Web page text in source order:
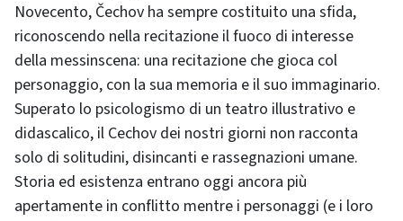
Novecento, Čechov ha sempre costituito una sfida,
riconoscendo nella recitazione il fuoco di interesse
della messinscena: una recitazione che gioca col
personaggio, con la sua memoria e il suo immaginario.
Superato lo psicologismo di un teatro illustrativo e
didascalico, il Cechov dei nostri giorni non racconta
solo di solitudini, disincanti e rassegnazioni umane.
Storia ed esistenza entrano oggi ancora più
apertamente in conflitto mentre i personaggi (e i loro